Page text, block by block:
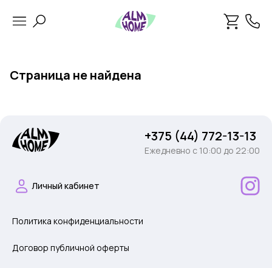
Страница не найдена
+375 (44) 772-13-13
Ежедневно c 10:00 до 22:00
Личный кабинет
Политика конфиденциальности
Договор публичной оферты